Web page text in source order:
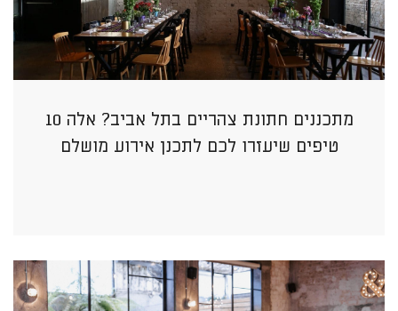
מתכננים חתונת צהריים בתל אביב? אלה 10
טיפים שיעזרו לכם לתכנן אירוע מושלם